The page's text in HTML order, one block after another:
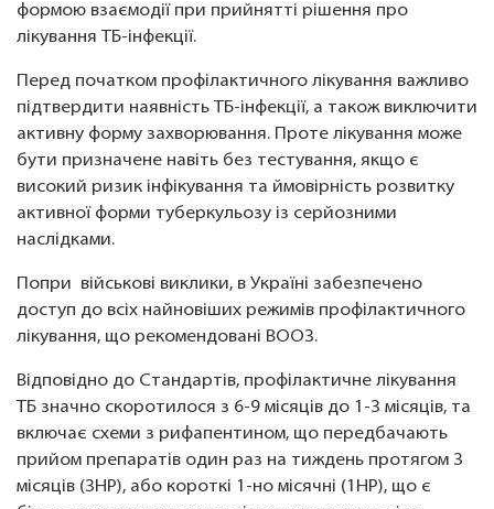
формою взаємодії при прийнятті рішення про
лікування ТБ-інфекції.
Перед початком профілактичного лікування важливо
підтвердити наявність ТБ-інфекції, а також виключити
активну форму захворювання. Проте лікування може
бути призначене навіть без тестування, якщо є
високий ризик інфікування та ймовірність розвитку
активної форми туберкульозу із серйозними
наслідками.
Попри військові виклики, в Україні забезпечено
доступ до всіх найновіших режимів профілактичного
лікування, що рекомендовані ВООЗ.
Відповідно до Стандартів, профілактичне лікування
ТБ значно скоротилося з 6-9 місяців до 1-3 місяців, та
включає схеми з рифапентином, що передбачають
прийом препаратів один раз на тиждень протягом 3
місяців (3НР), або короткі 1-но місячні (1НР), що є